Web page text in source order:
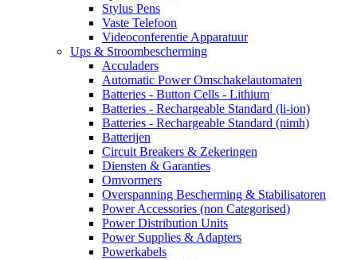
Stylus Pens
Vaste Telefoon
Videoconferentie Apparatuur
Ups & Stroombescherming
Acculaders
Automatic Power Omschakelautomaten
Batteries - Button Cells - Lithium
Batteries - Rechargeable Standard (li-ion)
Batteries - Rechargeable Standard (nimh)
Batterijen
Circuit Breakers & Zekeringen
Diensten & Garanties
Omvormers
Overspanning Bescherming & Stabilisatoren
Power Accessories (non Categorised)
Power Distribution Units
Power Supplies & Adapters
Powerkabels